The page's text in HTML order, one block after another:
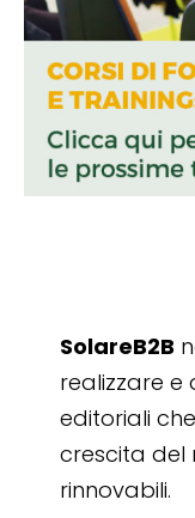
SolareB2B
realizzare e
editoriali
crescita del
rinnovabili.